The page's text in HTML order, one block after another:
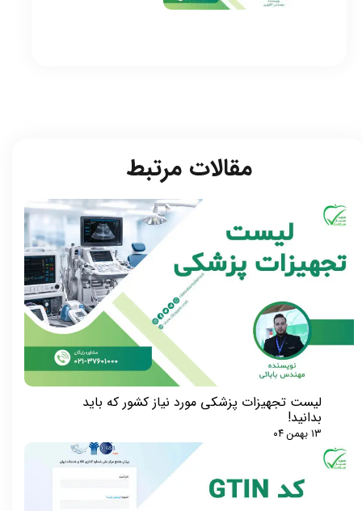
★★
لیست تجهیزات پزشکی مورد نیاز کشور که باید
بدانید!
۱۳ بهمن ۰۴
مقالات مرتبط​​​​​​​